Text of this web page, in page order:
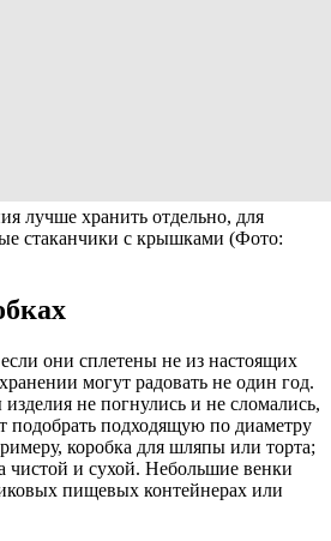
лучше хранить отдельно, для
стаканчики с крышками (Фото:
они сплетены не из настоящих
могут радовать не один год.
не погнулись и не сломались,
подобрать подходящую по диаметру
коробка для шляпы или торта;
чистой и сухой. Небольшие венки
пищевых контейнерах или